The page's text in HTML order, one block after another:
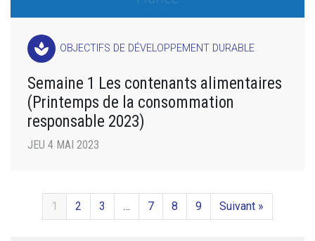
spa OBJECTIFS DE DÉVELOPPEMENT DURABLE
Semaine 1 Les contenants alimentaires
(Printemps de la consommation
responsable 2023)
JEU 4 MAI 2023
1 2 3 … 7 8 9 Suivant »